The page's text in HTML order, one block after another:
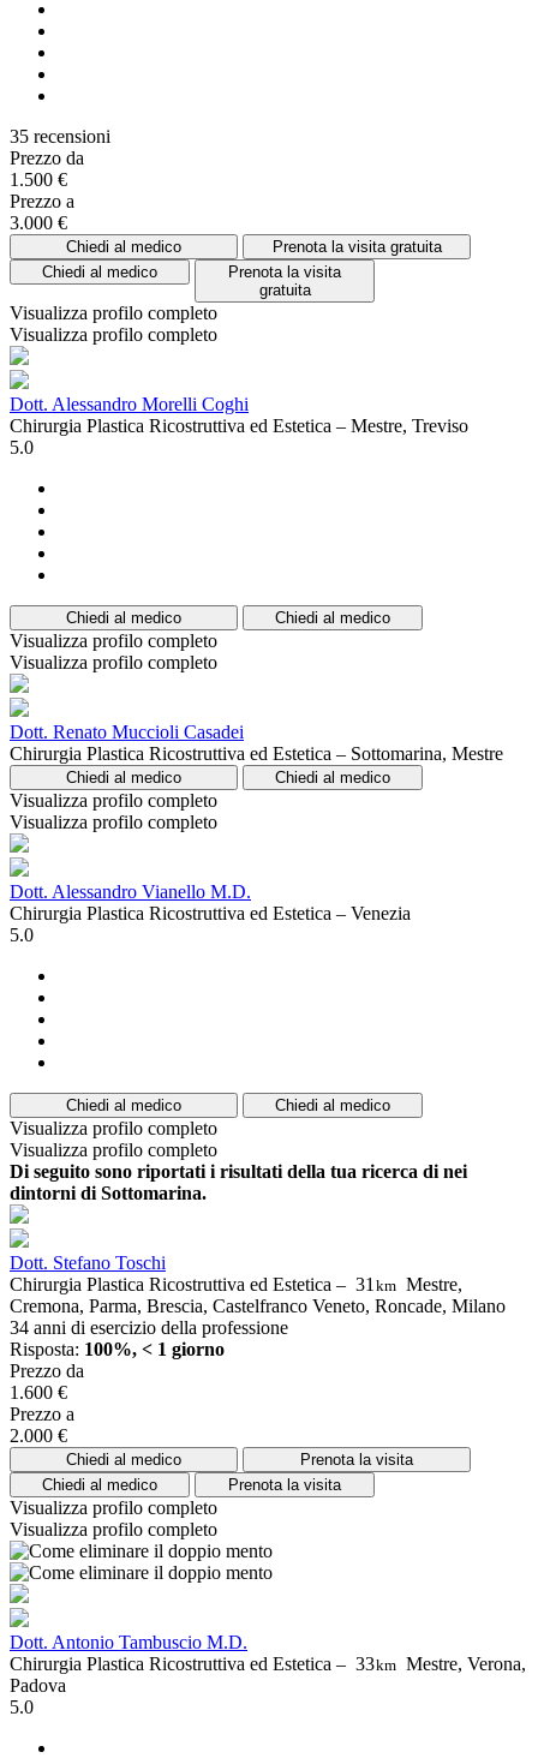
35 recensioni
Prezzo da
1.500 €
Prezzo a
3.000 €
Chiedi al medico
Prenota la visita gratuita
Chiedi al medico
Prenota la visita
gratuita
Visualizza profilo completo
Visualizza profilo completo
Dott. Alessandro Morelli Coghi
Chirurgia Plastica Ricostruttiva ed Estetica – Mestre, Treviso
5.0
Chiedi al medico Chiedi al medico
Visualizza profilo completo
Visualizza profilo completo
Dott. Renato Muccioli Casadei
Chirurgia Plastica Ricostruttiva ed Estetica – Sottomarina, Mestre
Chiedi al medico Chiedi al medico
Visualizza profilo completo
Visualizza profilo completo
Dott. Alessandro Vianello M.D.
Chirurgia Plastica Ricostruttiva ed Estetica – Venezia
5.0
Chiedi al medico Chiedi al medico
Visualizza profilo completo
Visualizza profilo completo
Di seguito sono riportati i risultati della tua ricerca di nei
dintorni di Sottomarina.
Dott. Stefano Toschi
Chirurgia Plastica Ricostruttiva ed Estetica – 31km Mestre,
Cremona, Parma, Brescia, Castelfranco Veneto, Roncade, Milano
34 anni di esercizio della professione
Risposta: 100%, < 1 giorno
Prezzo da
1.600 €
Prezzo a
2.000 €
Chiedi al medico
Prenota la visita
Chiedi al medico
Prenota la visita
Visualizza profilo completo
Visualizza profilo completo
Dott. Antonio Tambuscio M.D.
Chirurgia Plastica Ricostruttiva ed Estetica – 33km Mestre, Verona,
Padova
5.0